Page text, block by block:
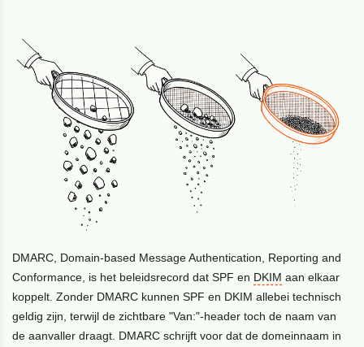
DMARC, Domain-based Message Authentication, Reporting and
Conformance, is het beleidsrecord dat SPF en DKIM aan elkaar
koppelt. Zonder DMARC kunnen SPF en DKIM allebei technisch
geldig zijn, terwijl de zichtbare "Van:"-header toch de naam van
de aanvaller draagt. DMARC schrijft voor dat de domeinnaam in